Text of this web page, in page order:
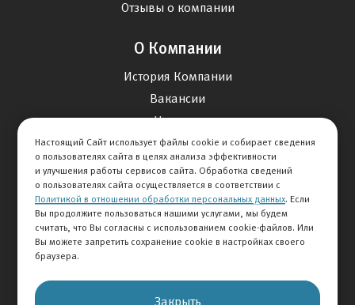
Отзывы о компании
О Компании
История Компании
Вакансии
Новости
Карта сайта
Контакты
+7 495 234-33-66
Настоящий Сайт использует файлы cookie и собирает сведения
о пользователях сайта в целях анализа эффективности
и улучшения работы сервисов сайта. Обработка сведений
о пользователях сайта осуществляется в соответствии с
Политикой в отношении обработки персональных данных. Если
Вы продолжите пользоваться нашими услугами, мы будем
считать, что Вы согласны с использованием cookie-файлов. Или
Вы можете запретить сохранение cookie в настройках своего
браузера.
Закрыть